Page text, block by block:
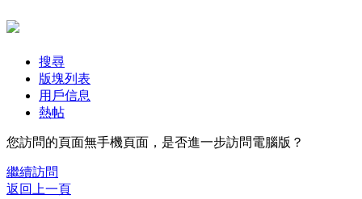
搜尋
版塊列表
用戶信息
熱帖
您訪問的頁面無手機頁面，是否進一步訪問電腦版？
繼續訪問
返回上一頁